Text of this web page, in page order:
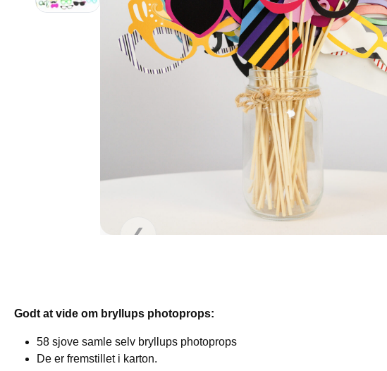
❮
Godt at vide om bryllups photoprops:
58 sjove samle selv bryllups photoprops
De er fremstillet i karton.